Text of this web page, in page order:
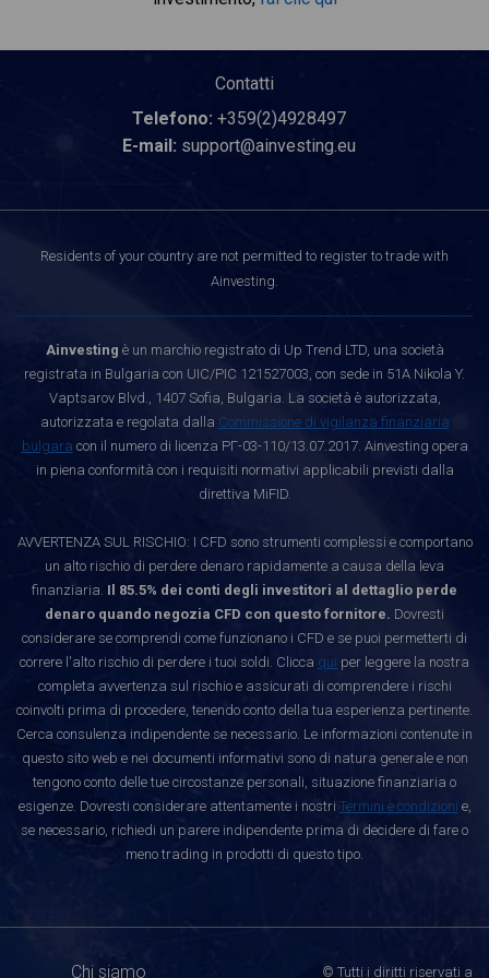
Contatti
Telefono: +359(2)4928497
E-mail: support@ainvesting.eu
Residents of your country are not permitted to register to trade with
Ainvesting.
Ainvesting è un marchio registrato di Up Trend LTD, una società
registrata in Bulgaria con UIC/PIC 121527003, con sede in 51A Nikola Y.
Vaptsarov Blvd., 1407 Sofia, Bulgaria. La società è autorizzata,
autorizzata e regolata dalla Commissione di vigilanza finanziaria
bulgara con il numero di licenza РГ-03-110/13.07.2017. Ainvesting opera
in piena conformità con i requisiti normativi applicabili previsti dalla
direttiva MiFID.
AVVERTENZA SUL RISCHIO: I CFD sono strumenti complessi e comportano
un alto rischio di perdere denaro rapidamente a causa della leva
finanziaria. Il 85.5% dei conti degli investitori al dettaglio perde
denaro quando negozia CFD con questo fornitore. Dovresti
considerare se comprendi come funzionano i CFD e se puoi permetterti di
correre l'alto rischio di perdere i tuoi soldi. Clicca qui per leggere la nostra
completa avvertenza sul rischio e assicurati di comprendere i rischi
coinvolti prima di procedere, tenendo conto della tua esperienza pertinente.
Cerca consulenza indipendente se necessario. Le informazioni contenute in
questo sito web e nei documenti informativi sono di natura generale e non
tengono conto delle tue circostanze personali, situazione finanziaria o
esigenze. Dovresti considerare attentamente i nostri Termini e condizioni e,
se necessario, richiedi un parere indipendente prima di decidere di fare o
meno trading in prodotti di questo tipo.
Chi siamo © Tutti i diritti riservati a